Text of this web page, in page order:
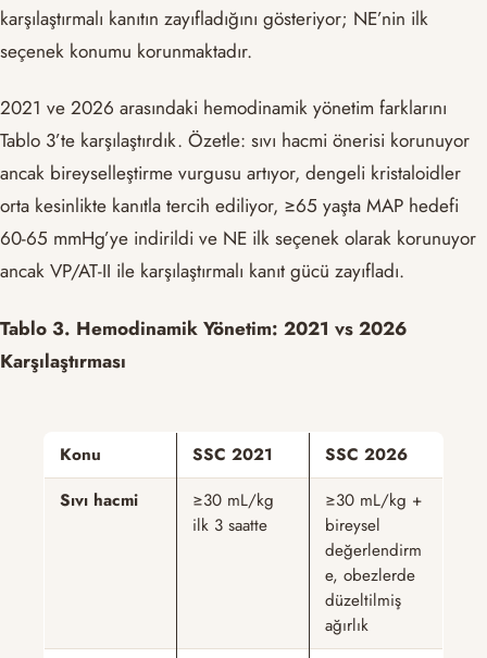
karşılaştırmalı kanıtın zayıfladığını gösteriyor; NE’nin ilk
seçenek konumu korunmaktadır.
2021 ve 2026 arasındaki hemodinamik yönetim farklarını
Tablo 3’te karşılaştırdık. Özetle: sıvı hacmi önerisi korunuyor
ancak bireyselleştirme vurgusu artıyor, dengeli kristaloidler
orta kesinlikte kanıtla tercih ediliyor, ≥65 yaşta MAP hedefi
60-65 mmHg’ye indirildi ve NE ilk seçenek olarak korunuyor
ancak VP/AT-II ile karşılaştırmalı kanıt gücü zayıfladı.
Tablo 3. Hemodinamik Yönetim: 2021 vs 2026
Karşılaştırması
Konu SSC 2021
SSC 2026
Sıvı hacmi
≥30 mL/kg
ilk 3 saatte
≥30 mL/kg +
bireysel
değerlendirm
e, obezlerde
düzeltilmiş
ağırlık